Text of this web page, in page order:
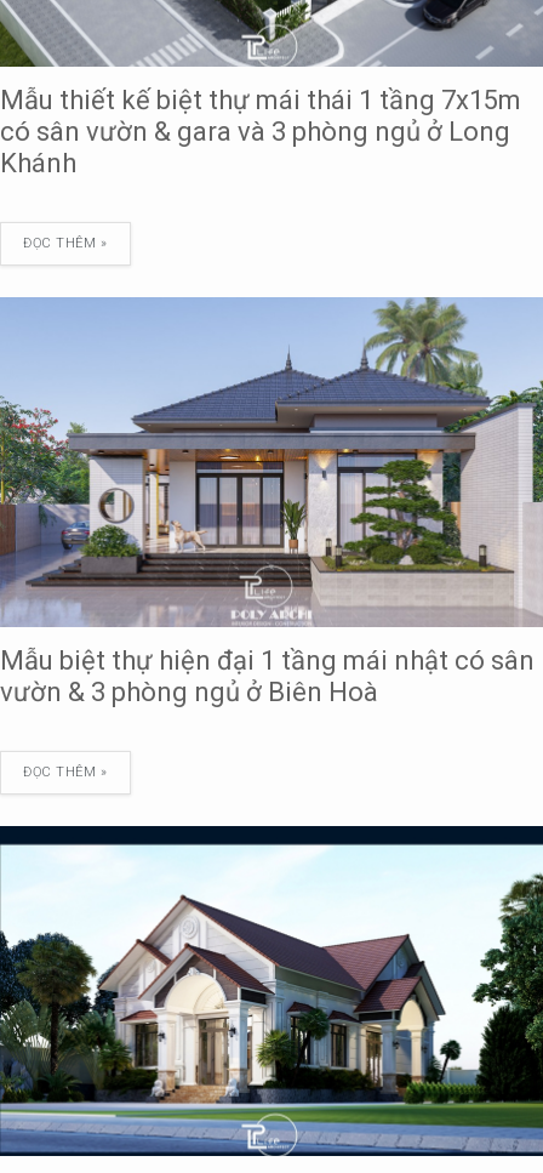
Mẫu thiết kế biệt thự mái thái 1 tầng 7x15m
có sân vườn & gara và 3 phòng ngủ ở Long
Khánh
ĐỌC THÊM »
Mẫu biệt thự hiện đại 1 tầng mái nhật có sân
vườn & 3 phòng ngủ ở Biên Hoà
ĐỌC THÊM »